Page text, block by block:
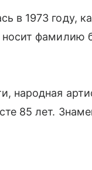
в 1973 году,
носит фамилию
народная
85 лет.